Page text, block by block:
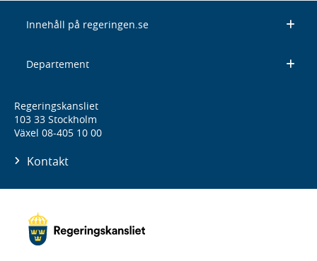
Innehåll på regeringen.se
Departement
Regeringskansliet
103 33 Stockholm
Växel 08-405 10 00
Kontakt